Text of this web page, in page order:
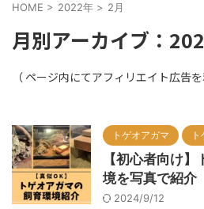
HOME > 2022年 > 2月
月別アーカイブ：
トゲオアガマ
【初心者向け
境を写真で紹介
2024/9/12